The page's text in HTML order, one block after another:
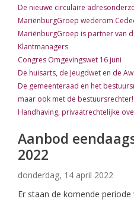
De nieuwe circulaire
MariënburgGroep wederom
MariënburgGroep is partner van
Klantmanagers
Congres Omgevingswet 16 juni
De huisarts, de Jeugdwet en de
De gemeenteraad en het
maar ook met de bestuursrechter!
Handhaving, privaatrechtelijke
Aanbod
2022
donderdag, 14 april 2022
Er staan de komende